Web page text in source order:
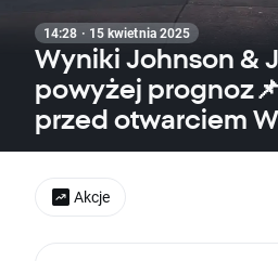
14:28 · 15 kwietnia 2025
Wyniki Johnson &
powyżej
przed otwarciem
Akcje